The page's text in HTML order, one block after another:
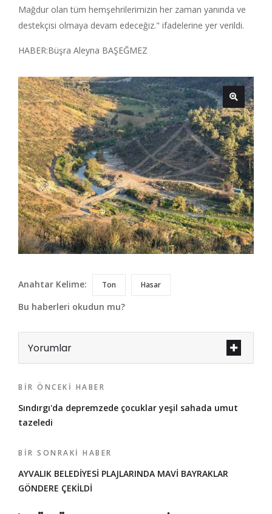
Mağdur olan tüm hemşehrilerimizin her zaman yanında ve
destekçisi olmaya devam edeceğiz." ifadelerine yer verildi.
HABER:Büşra Aleyna BAŞEĞMEZ
Anahtar Kelime: Ton Hasar
Bu haberleri okudun mu?
Yorumlar
BIR ÖNCEKI HABER
Sındırgı'da depremzede çocuklar yeşil sahada umut
tazeledi
BIR SONRAKI HABER
AYVALIK BELEDİYESİ PLAJLARINDA MAVİ BAYRAKLAR
GÖNDERE ÇEKİLDİ